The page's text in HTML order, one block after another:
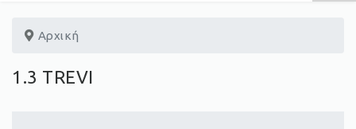
Αρχική
1.3 TREVI